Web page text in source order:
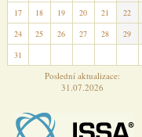
17
18 19 20 21 22
24
25 26 27 28 29
31
Poslední aktualizace:
31.07.2026